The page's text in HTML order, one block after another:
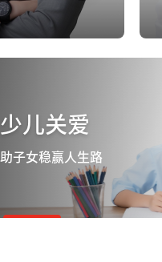
少儿关爱
助子女稳赢人生路